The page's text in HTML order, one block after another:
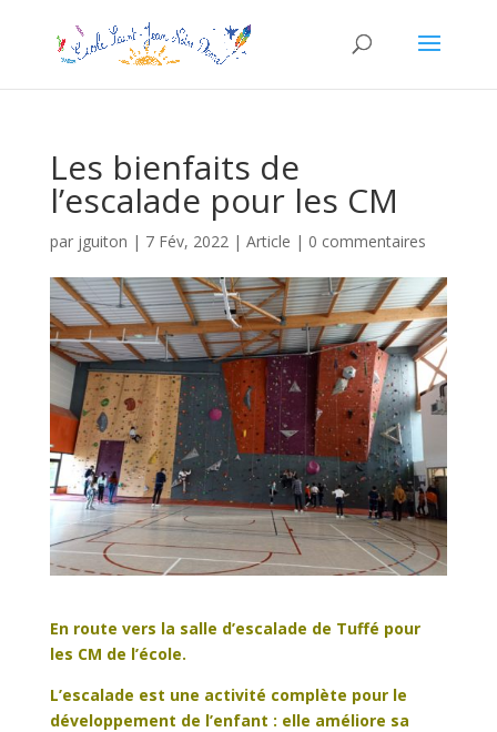
Les bienfaits de
l’escalade pour les CM
par jguiton | 7 Fév, 2022| Article | 0 commentaires
En route vers la salle d’escalade de Tuffé pour
les CM de l’école.
L’escalade est une activité complète pour le
développement de l’enfant : elle améliore sa